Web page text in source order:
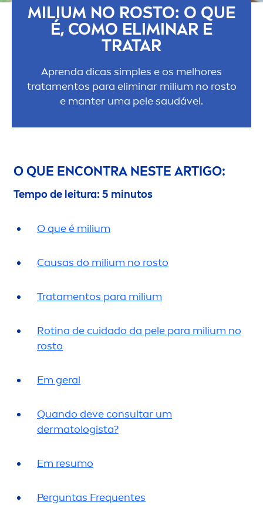
MILIUM NO ROSTO: O QUE
É, COMO ELIMINAR E
TRATAR
Aprenda dicas simples e os melhores
tratamentos para eliminar milium no rosto
e manter uma pele saudável.
O QUE ENCONTRA NESTE ARTIGO:
Tempo de leitura: 5 minutos
O que é milium
Causas do milium no rosto
Tratamentos para milium
Rotina de cuidado da pele para milium no
rosto
Em geral
Quando deve consultar um
dermatologista?
Em resumo
Perguntas Frequentes